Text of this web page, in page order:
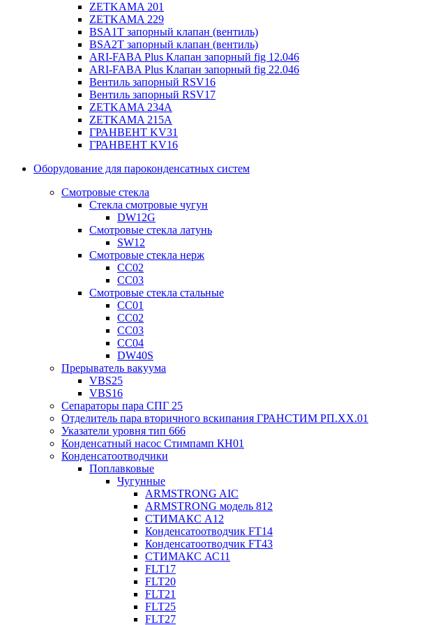
ZETKAMA 201
ZETKAMA 229
BSA1T запорный клапан (вентиль)
BSA2T запорный клапан (вентиль)
ARI-FABA Plus Клапан запорный fig 12.046
ARI-FABA Plus Клапан запорный fig 22.046
Вентиль запорный RSV16
Вентиль запорный RSV17
ZETKAMA 234A
ZETKAMA 215A
ГРАНВЕНТ KV31
ГРАНВЕНТ KV16
Оборудование для пароконденсатных систем
Смотровые стекла
Стекла смотровые чугун
DW12G
Смотровые стекла латунь
SW12
Смотровые стекла нерж
СС02
СС03
Смотровые стекла стальные
СС01
СС02
СС03
СС04
DW40S
Прерыватель вакуума
VBS25
VBS16
Сепараторы пара СПГ 25
Отделитель пара вторичного вскипания ГРАНСТИМ РП.XX.01
Указатели уровня тип 666
Конденсатный насос Стимпамп КН01
Конденсатоотводчики
Поплавковые
Чугунные
ARMSTRONG AIC
ARMSTRONG модель 812
СТИМАКС А12
Конденсатоотводчик FT14
Конденсатоотводчик FT43
СТИМАКС АС11
FLT17
FLT20
FLT21
FLT25
FLT27